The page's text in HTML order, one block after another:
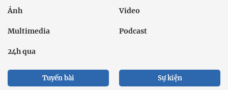
Ảnh Video
Multimedia Podcast
24h qua
Tuyến bài Sự kiện